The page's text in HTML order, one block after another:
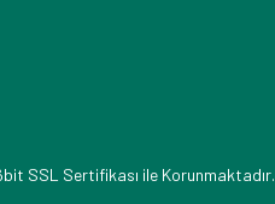
SSL Sertifikası ile Korunmaktadır.